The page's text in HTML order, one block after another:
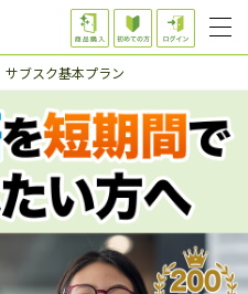
サブスク基本プラン